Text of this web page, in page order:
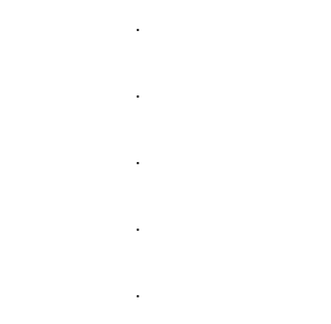
.
.
.
.
.